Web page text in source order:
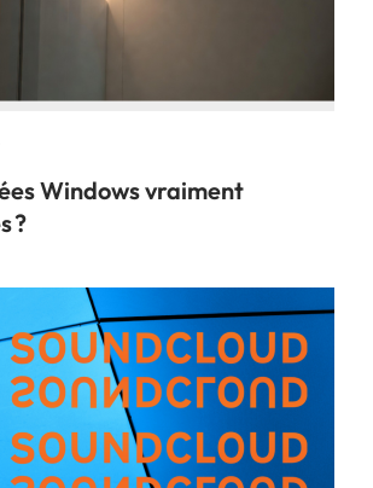
Windows vraiment
?